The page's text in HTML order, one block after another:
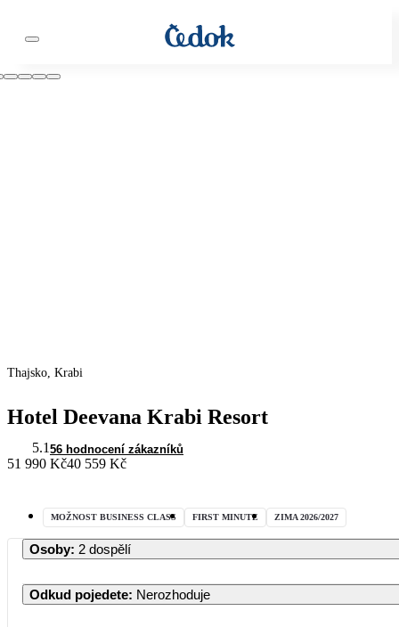
Thajsko, Krabi
Hotel Deevana Krabi Resort
5.1 56 hodnocení zákazníků
51 990 Kč40 559 Kč
MOŽNOST BUSINESS CLASS FIRST MINUTE ZIMA 2026/2027
Osoby: 2 dospělí
Odkud pojedete: Nerozhoduje